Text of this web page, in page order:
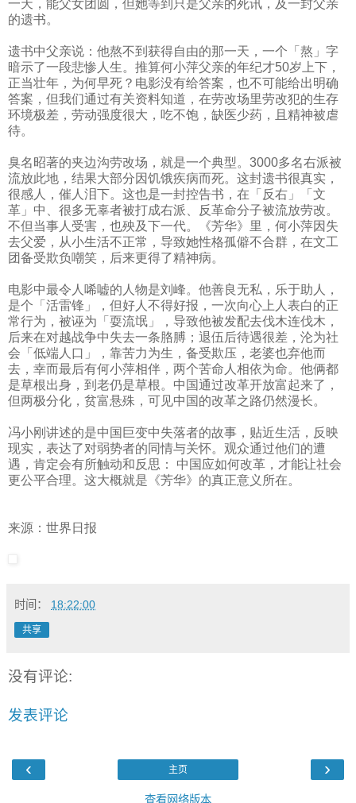
一天，能父女团圆，但她等到只是父亲的死讯，及一封父亲
的遗书。
遗书中父亲说：他熬不到获得自由的那一天，一个「熬」字
暗示了一段悲惨人生。推算何小萍父亲的年纪才50岁上下，
正当壮年，为何早死？电影没有给答案，也不可能给出明确
答案，但我们通过有关资料知道，在劳改场里劳改犯的生存
环境极差，劳动强度很大，吃不饱，缺医少药，且精神被虐
待。
臭名昭著的夹边沟劳改场，就是一个典型。 3000多名右派被
流放此地，结果大部分因饥饿疾病而死。这封遗书很真实，
很感人，催人泪下。这也是一封控告书，在「反右」「文
革」中、很多无辜者被打成右派、反革命分子被流放劳改。
不但当事人受害，也殃及下一代。《芳华》里，何小萍因失
去父爱，从小生活不正常，导致她性格孤僻不合群，在文工
团备受欺负嘲笑，后来更得了精神病。
电影中最令人唏嘘的人物是刘峰。他善良无私，乐于助人，
是个「活雷锋」，但好人不得好报，一次向心上人表白的正
常行为，被诬为「耍流氓」，导致他被发配去伐木连伐木，
后来在对越战争中失去一条胳膊；退伍后待遇很差，沦为社
会「低端人口」，靠苦力为生，备受欺压，老婆也弃他而
去，幸而最后有何小萍相伴，两个苦命人相依为命。他俩都
是草根出身，到老仍是草根。中国通过改革开放富起来了，
但两极分化，贫富悬殊，可见中国的改革之路仍然漫长。
冯小刚讲述的是中国巨变中失落者的故事，贴近生活，反映
现实，表达了对弱势者的同情与关怀。观众通过他们的遭
遇，肯定会有所触动和反思：
中国应如何改革，才能让社会
更公平合理。这大概就是《芳华》的真正意义所在。
来源：世界日报
时间： 18:22:00
共享
没有评论:
发表评论
‹ ›
主页
查看网络版本